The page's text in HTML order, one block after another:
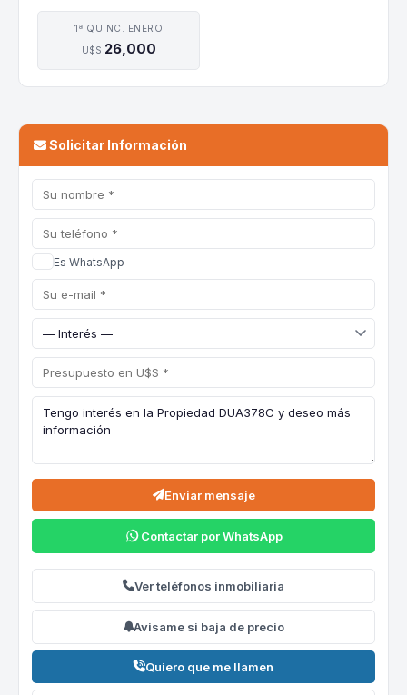
1ª QUINC. ENERO
U$S 26,000
Solicitar Información
Es WhatsApp
Enviar mensaje
Contactar por WhatsApp
Ver teléfonos inmobiliaria
Avisame si baja de precio
Quiero que me llamen